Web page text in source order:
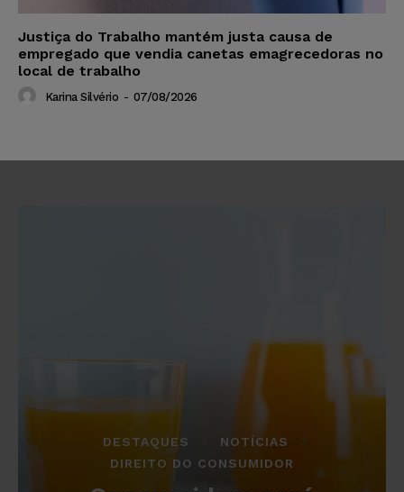
Justiça do Trabalho mantém justa causa de
empregado que vendia canetas emagrecedoras no
local de trabalho
Karina Silvério - 07/08/2026